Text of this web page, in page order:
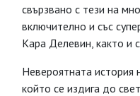
свързвано с тези на
включително и със
Кара Делевин, както и
Невероятната
който се издига до